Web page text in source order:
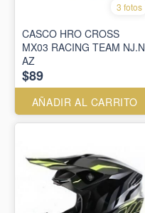
3 fotos
CASCO HRO CROSS
MX03 RACING TEAM NJ.N
AZ
$89
AÑADIR AL CARRITO